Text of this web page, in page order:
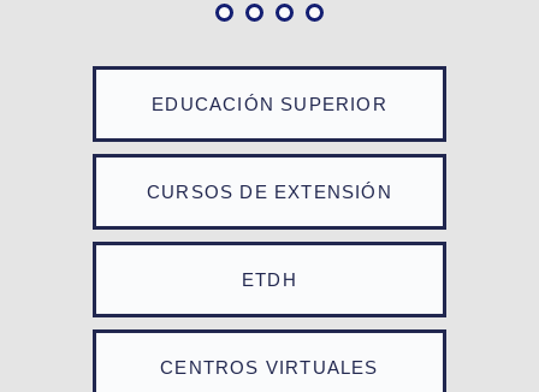
EDUCACIÓN SUPERIOR
CURSOS DE EXTENSIÓN
ETDH
CENTROS VIRTUALES